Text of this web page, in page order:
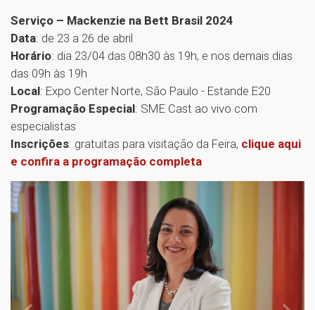
Serviço – Mackenzie na Bett Brasil 2024
Data: de 23 a 26 de abril
Horário: dia 23/04 das 08h30 às 19h, e nos demais dias
das 09h às 19h
Local: Expo Center Norte, São Paulo - Estande E20
Programação Especial: SME Cast ao vivo com
especialistas
Inscrições: gratuitas para visitação da Feira, clique aqui
e confira a programação completa